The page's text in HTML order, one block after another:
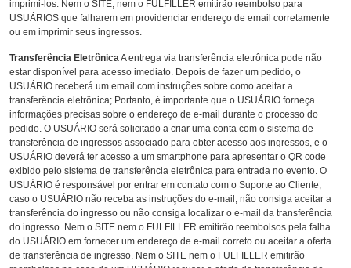
imprimi-los. Nem o SITE, nem o FULFILLER emitirão reembolso para
USUÁRIOS que falharem em providenciar endereço de email corretamente
ou em imprimir seus ingressos.
Transferência EletrônicaA entrega via transferência eletrônica pode não
estar disponível para acesso imediato. Depois de fazer um pedido, o
USUÁRIO receberá um email com instruções sobre como aceitar a
transferência eletrônica; Portanto, é importante que o USUÁRIO forneça
informações precisas sobre o endereço de e-mail durante o processo do
pedido. O USUÁRIO será solicitado a criar uma conta com o sistema de
transferência de ingressos associado para obter acesso aos ingressos, e o
USUÁRIO deverá ter acesso a um smartphone para apresentar o QR code
exibido pelo sistema de transferência eletrônica para entrada no evento. O
USUÁRIO é responsável por entrar em contato com o Suporte ao Cliente,
caso o USUÁRIO não receba as instruções do e-mail, não consiga aceitar a
transferência do ingresso ou não consiga localizar o e-mail da transferência
do ingresso. Nem o SITE nem o FULFILLER emitirão reembolsos pela falha
do USUÁRIO em fornecer um endereço de e-mail correto ou aceitar a oferta
de transferência de ingresso. Nem o SITE nem o FULFILLER emitirão